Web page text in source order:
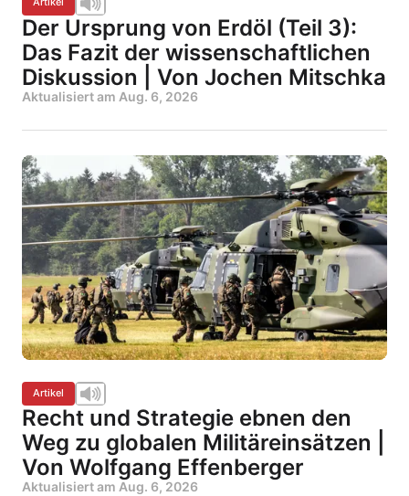
Der Ursprung von Erdöl (Teil 3):
Das Fazit der wissenschaftlichen
Diskussion | Von Jochen Mitschka
Aktualisiert am Aug. 6, 2026
Artikel
Recht und Strategie ebnen den
Weg zu globalen Militäreinsätzen |
Von Wolfgang Effenberger
Aktualisiert am Aug. 6, 2026